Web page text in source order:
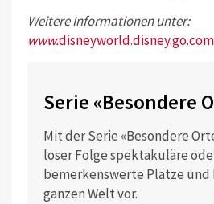
Weitere Informationen unter:
www.disneyworld.disney.go.com
Serie «Besondere
Mit der Serie «Besondere
loser Folge spektakuläre
bemerkenswerte Plätze und
ganzen Welt vor.